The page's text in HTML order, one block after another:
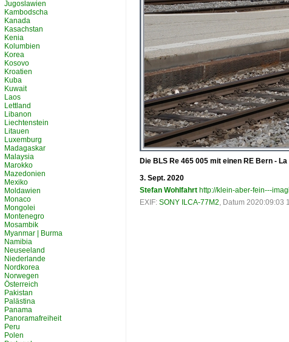
Die BLS Re 465 005 mit einen RE Bern -
3. Sept. 2020
Stefan Wohlfahrt http://klein-aber-fein---
EXIF: SONY ILCA-77M2, Datum 2020:09:03
Jugoslawien
Kambodscha
Kanada
Kasachstan
Kenia
Kolumbien
Korea
Kosovo
Kroatien
Kuba
Kuwait
Laos
Lettland
Libanon
Liechtenstein
Litauen
Luxemburg
Madagaskar
Malaysia
Marokko
Mazedonien
Mexiko
Moldawien
Monaco
Mongolei
Montenegro
Mosambik
Myanmar | Burma
Namibia
Neuseeland
Niederlande
Nordkorea
Norwegen
Österreich
Pakistan
Palästina
Panama
Panoramafreiheit
Peru
Polen